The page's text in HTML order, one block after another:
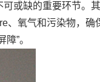
或缺的重要环节。其
、氧气和污染物，确
”。